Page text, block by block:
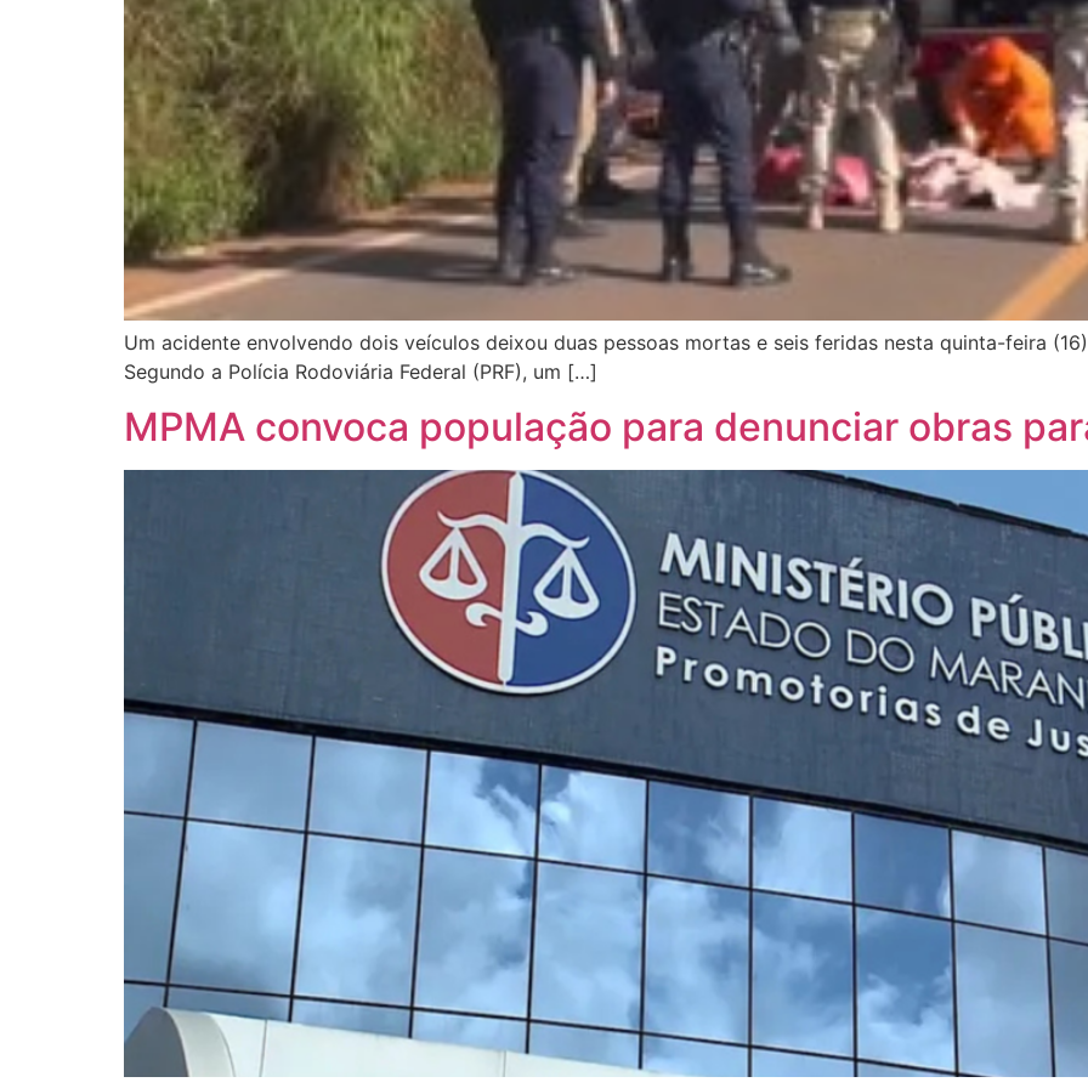
Um acidente envolvendo dois veículos deixou duas pessoas mortas e seis feridas nesta quinta-feira
Segundo a Polícia Rodoviária Federal (PRF), um […]
MPMA convoca população para denunciar obras